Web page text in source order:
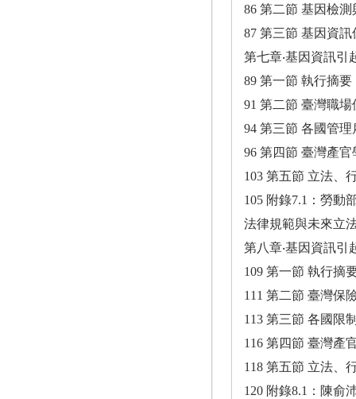
86 第二節 基因檢測
87 第三節 基因資訊
第七章‧基因資訊引
89 第一節 執行摘要
91 第二節 臺灣職
94 第三節 各國管
96 第四節 臺灣產官
103 第五節 立法、
105 附錄7.1：勞動
法律規範與未來立
第八章‧基因資訊引
109 第一節 執行摘
111 第二節 臺灣保
113 第三節 各國限
116 第四節 臺灣產
118 第五節 立法、
120 附錄8.1：陳俞